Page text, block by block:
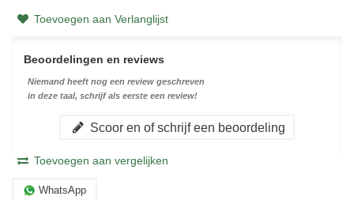
Toevoegen aan Verlanglijst
Beoordelingen en reviews
Niemand heeft nog een review geschreven
in deze taal, schrijf als eerste een review!
Scoor en of schrijf een beoordeling
Toevoegen aan vergelijken
WhatsApp